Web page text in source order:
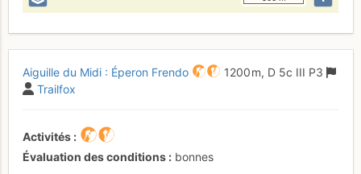
Aiguille du Midi : Éperon Frendo 1200 m, D 5c III P3
Trailfox
Activités
Évaluation des conditions
bonnes